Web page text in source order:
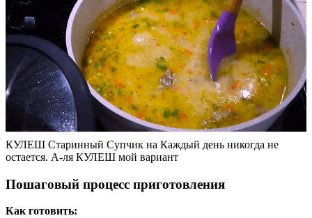
КУЛЕШ Старинный Супчик на Каждый день никогда не
остается. А-ля КУЛЕШ мой вариант
Пошаговый процесс приготовления
Как готовить: